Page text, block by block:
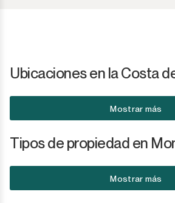
Ubicaciones en la Costa
Mostrar más
Tipos de propiedad en
Mostrar más